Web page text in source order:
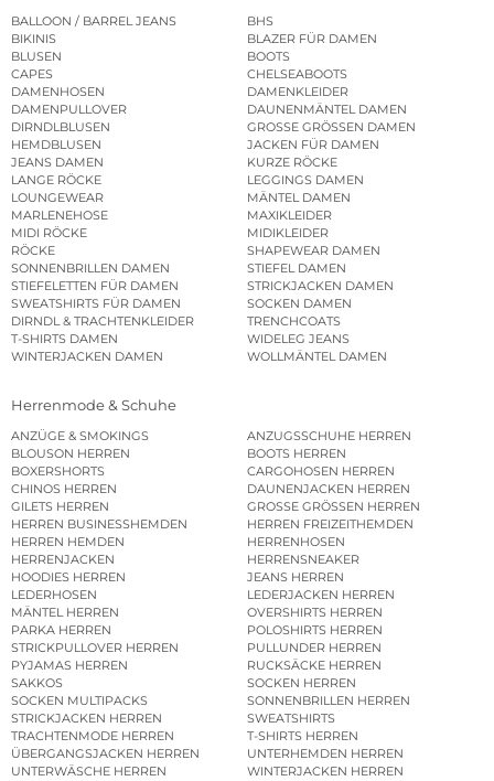
BALLOON / BARREL JEANS
BHS
BIKINIS
BLAZER FÜR DAMEN
BLUSEN
BOOTS
CAPES
CHELSEABOOTS
DAMENHOSEN
DAMENKLEIDER
DAMENPULLOVER
DAUNENMÄNTEL DAMEN
DIRNDLBLUSEN
GROSSE GRÖSSEN DAMEN
HEMDBLUSEN
JACKEN FÜR DAMEN
JEANS DAMEN
KURZE RÖCKE
LANGE RÖCKE
LEGGINGS DAMEN
LOUNGEWEAR
MÄNTEL DAMEN
MARLENEHOSE
MAXIKLEIDER
MIDI RÖCKE
MIDIKLEIDER
RÖCKE
SHAPEWEAR DAMEN
SONNENBRILLEN DAMEN
STIEFEL DAMEN
STIEFELETTEN FÜR DAMEN
STRICKJACKEN DAMEN
SWEATSHIRTS FÜR DAMEN
SOCKEN DAMEN
DIRNDL & TRACHTENKLEIDER
TRENCHCOATS
T-SHIRTS DAMEN
WIDELEG JEANS
WINTERJACKEN DAMEN
WOLLMÄNTEL DAMEN
Herrenmode & Schuhe
ANZÜGE & SMOKINGS
ANZUGSSCHUHE HERREN
BLOUSON HERREN
BOOTS HERREN
BOXERSHORTS
CARGOHOSEN HERREN
CHINOS HERREN
DAUNENJACKEN HERREN
GILETS HERREN
GROSSE GRÖSSEN HERREN
HERREN BUSINESSHEMDEN
HERREN FREIZEITHEMDEN
HERREN HEMDEN
HERRENHOSEN
HERRENJACKEN
HERRENSNEAKER
HOODIES HERREN
JEANS HERREN
LEDERHOSEN
LEDERJACKEN HERREN
MÄNTEL HERREN
OVERSHIRTS HERREN
PARKA HERREN
POLOSHIRTS HERREN
STRICKPULLOVER HERREN
PULLUNDER HERREN
PYJAMAS HERREN
RUCKSÄCKE HERREN
SAKKOS
SOCKEN HERREN
SOCKEN MULTIPACKS
SONNENBRILLEN HERREN
STRICKJACKEN HERREN
SWEATSHIRTS
TRACHTENMODE HERREN
T-SHIRTS HERREN
ÜBERGANGSJACKEN HERREN
UNTERHEMDEN HERREN
UNTERWÄSCHE HERREN
WINTERJACKEN HERREN